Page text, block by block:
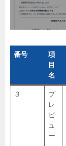
番号
項
目
名
３
プ
レ
ビ
ュ
ー